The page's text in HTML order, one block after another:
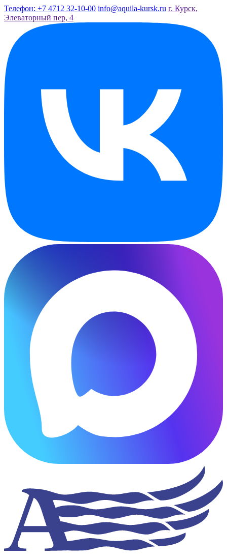
Телефон: +7 4712 32-10-00 info@aquila-kursk.ru г. Курск,
Элеваторный пер, 4